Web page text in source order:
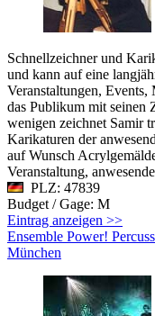
Schnellzeichner und
und kann auf eine
Veranstaltungen, Events,
das Publikum mit seinen
wenigen zeichnet Samir
Karikaturen der
auf Wunsch
Veranstaltung,
PLZ: 47839
Budget / Gage: M
Eintrag anzeigen >>
Ensemble Power!
München